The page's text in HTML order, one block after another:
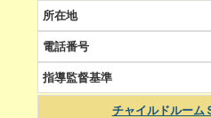
チャイルドルーム